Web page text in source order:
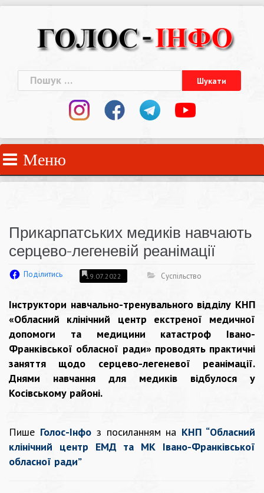
Пошук:
Меню
Прикарпатських медиків навчають
серцево-легеневій реанімації
Поділитись 19.07.2022 Суспільство
Інструктори навчально-тренувального відділу КНП
«Обласний клінічний центр екстреної медичної
допомоги та медицини катастроф Івано-
Франківської обласної ради» проводять практичні
заняття щодо серцево-легеневої реанімації.
Днями навчання для медиків відбулося у
Косівському районі.
Пише Голос-Інфоз посиланням на КНП “Обласний
клінічний центр ЕМД та МК Івано-Франківської
обласної ради”